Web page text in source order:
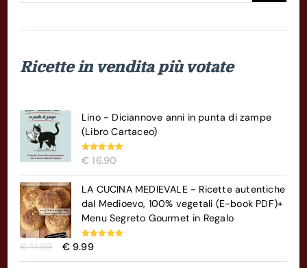
Ricette in vendita più votate
Lino - Diciannove anni in punta di zampe
(Libro Cartaceo)
Valutato
5.00 su 5
€ 16.90
LA CUCINA MEDIEVALE - Ricette autentiche
dal Medioevo, 100% vegetali (E-book PDF)+
Menu Segreto Gourmet in Regalo
Valutato
5.00
€11.99
prezzo
€9.99Il
prezzo